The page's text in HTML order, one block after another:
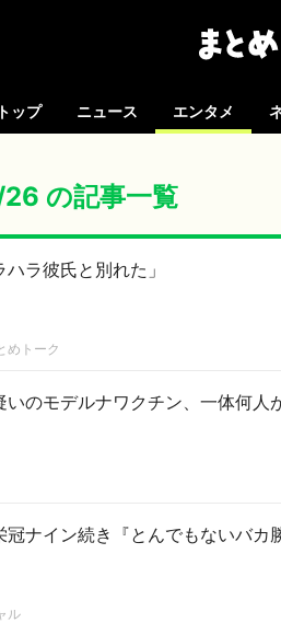
トップ ニュース エンタメ
の記事一覧
ラ彼氏と別れた」
めトーク
のモデルナワクチン、一体何人が
ナイン続き『とんでもないバカ
ル